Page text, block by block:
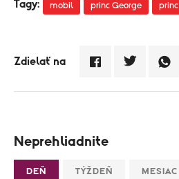
Tagy: mobil princ George princ
Zdielať na
Neprehliadnite
DEŇ TÝŽDEŇ MESIAC